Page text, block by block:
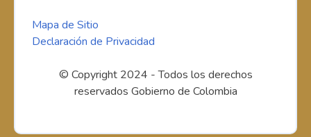
Mapa de Sitio
Declaración de Privacidad
© Copyright 2024 - Todos los derechos
reservados Gobierno de Colombia